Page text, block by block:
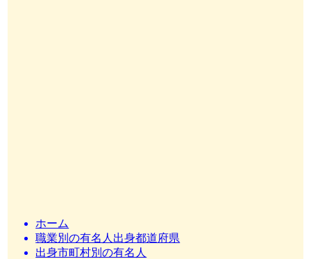
ホーム
職業別の有名人出身都道府県
出身市町村別の有名人